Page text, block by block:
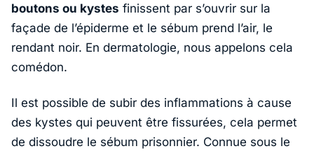
boutons ou kystes finissent par s’ouvrir sur la
façade de l’épiderme et le sébum prend l’air, le
rendant noir. En dermatologie, nous appelons cela
comédon.
Il est possible de subir des inflammations à cause
des kystes qui peuvent être fissurées, cela permet
de dissoudre le sébum prisonnier. Connue sous le